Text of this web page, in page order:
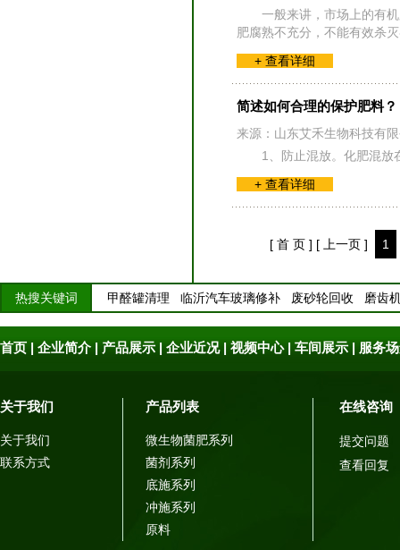
一般来讲，市场上的有
肥腐熟不充分，不能有效杀
+ 查看详细
简述如何合理的保护肥料？
来源：山东艾禾生物科技有
1、防止混放。化肥混
+ 查看详细
[ 首 页 ] [ 上一页 ] 1
热搜关键词 甲醛罐清理 临沂汽车玻璃修补 废砂轮回收 磨齿
首页| 企业简介| 产品展示 | 企业近况| 视频中心| 车间展示 | 服务
关于我们
关于我们
联系方式
产品列表
微生物菌肥系列
菌剂系列
底施系列
冲施系列
原料
在线咨询
提交问题
查看回复